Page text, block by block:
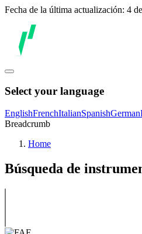
Fecha de la última actualización: 4
Select your language
EnglishFrenchItalianSpanishGerman
Breadcrumb
Home
Búsqueda de